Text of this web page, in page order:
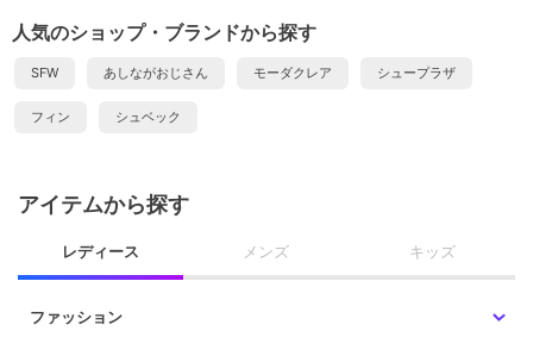
人気のショップ・ブランドから探す
SFW あしながおじさん モーダクレア シュープラザ
フィン シュベック
アイテムから探す
レディース メンズ キッズ
ファッション